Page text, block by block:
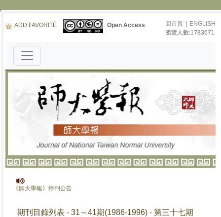
ADD FAVORITE Open Access 回首頁
ENGLISH
瀏覽人數:1783671
師大學報》停刊公告
期刊目錄列表 - 31～41期(1986-1996) - 第三十七期